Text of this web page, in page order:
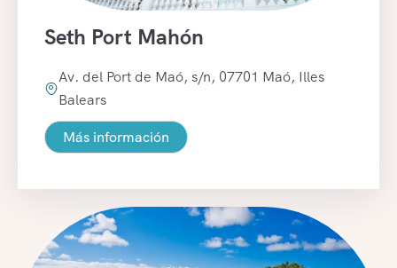
Seth Port Mahón
Av. del Port de Maó, s/n, 07701 Maó, Illes
Balears
Más información